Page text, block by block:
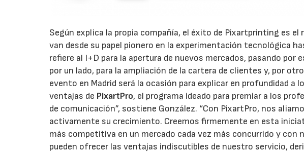
Según explica la propia compañía, el éxito de Pixartprinting es el
van desde su papel pionero en la experimentación tecnológica
refiere al I+D para la apertura de nuevos mercados, pasando
por un lado, para la ampliación de la cartera de clientes y, por
evento en Madrid será la ocasión para explicar en profundidad a
ventajas de PixartPro, el programa ideado para premiar a los
de comunicación”, sostiene González. “Con PixartPro, nos
activamente su crecimiento. Creemos firmemente en esta
más competitiva en un mercado cada vez más concurrido y con
pueden ofrecer las ventajas indiscutibles de nuestro servicio,